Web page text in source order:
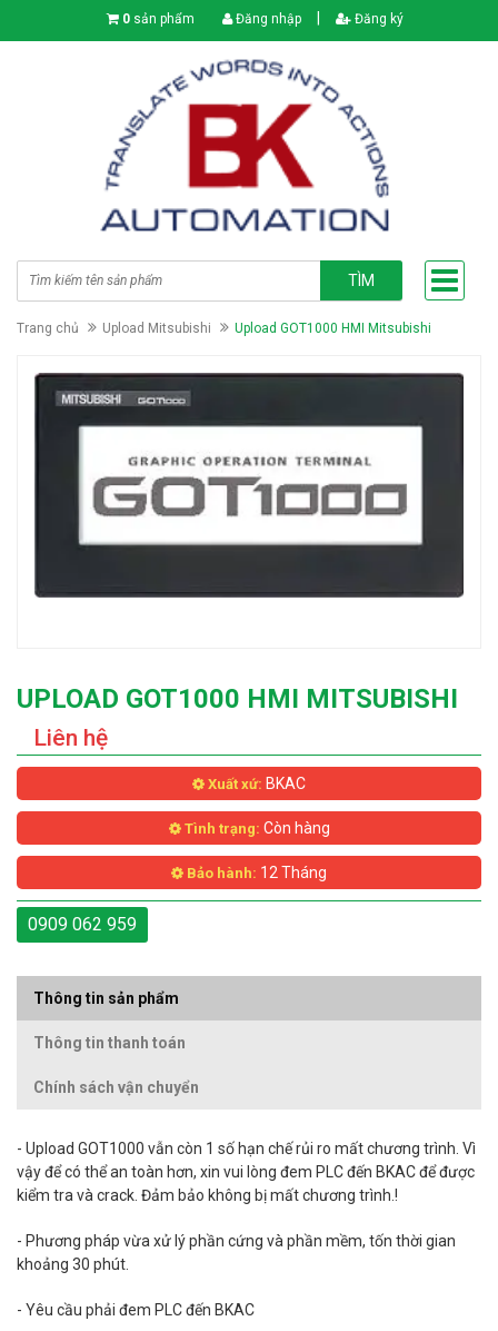
0 sản phẩm Đăng nhập Đăng ký
TÌM
Trang chủ Upload Mitsubishi Upload GOT1000 HMI Mitsubishi
UPLOAD GOT1000 HMI MITSUBISHI
Liên hệ
Xuất xứ: BKAC
Tình trạng: Còn hàng
Bảo hành: 12 Tháng
0909 062 959
Thông tin sản phẩm
Thông tin thanh toán
Chính sách vận chuyển
- Upload GOT1000 vẫn còn 1 số hạn chế rủi ro mất chương trình. Vì
vậy để có thể an toàn hơn, xin vui lòng đem PLC đến BKAC để được
kiểm tra và crack. Đảm bảo không bị mất chương trình.!
- Phương pháp vừa xử lý phần cứng và phần mềm, tốn thời gian
khoảng 30 phút.
- Yêu cầu phải đem PLC đến BKAC